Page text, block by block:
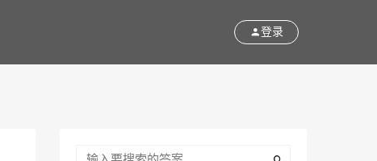
登录